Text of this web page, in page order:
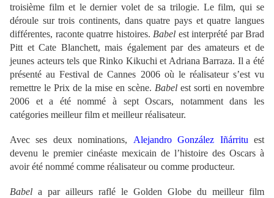
troisième film et le dernier volet de sa trilogie. Le film, qui se
déroule sur trois continents, dans quatre pays et quatre langues
différentes, raconte quatrre histoires. Babel est interprété par Brad
Pitt et Cate Blanchett, mais également par des amateurs et de
jeunes acteurs tels que Rinko Kikuchi et Adriana Barraza. Il a été
présenté au Festival de Cannes 2006 où le réalisateur s’est vu
remettre le Prix de la mise en scène. Babel est sorti en novembre
2006 et a été nommé à sept Oscars, notamment dans les
catégories meilleur film et meilleur réalisateur.
Avec ses deux nominations, Alejandro González Iñárritu est
devenu le premier cinéaste mexicain de l’histoire des Oscars à
avoir été nommé comme réalisateur ou comme producteur.
Babel a par ailleurs raflé le Golden Globe du meilleur film